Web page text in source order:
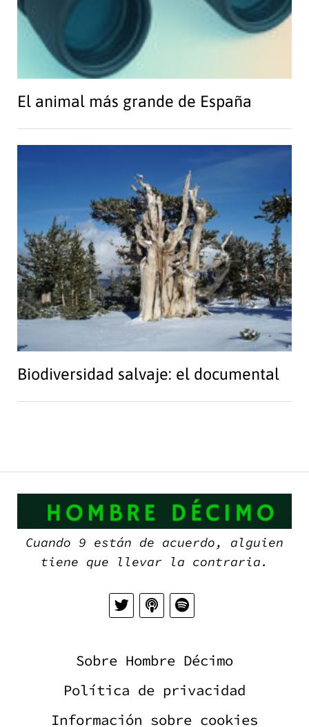
El animal más grande de España
Biodiversidad salvaje: el documental
Cuando 9 están de acuerdo, alguien
tiene que llevar la contraria.
Sobre Hombre Décimo
Política de privacidad
Información sobre cookies